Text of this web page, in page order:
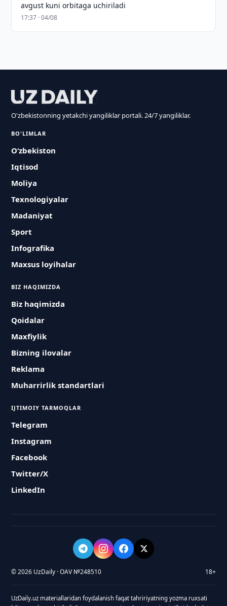
avgust kuni orbitaga uchiriladi
17:37 · 04/08
O'zbekistonning yetakchi yangiliklar portali. 24/7 yangiliklar.
BO'LIMLAR
O‘zbekiston
Iqtisod
Moliya
Texnologiyalar
Madaniyat
Sport
Infografika
Maxsus loyihalar
BIZ HAQIMIZDA
Biz haqimizda
Qoidalar
Maxfiylik
Bizning ilovalar
Reklama
Muharrirlik standartlari
IJTIMOIY TARMOQLAR
Telegram
Instagram
Facebook
Twitter/X
LinkedIn
© 2026 UzDaily · OAV №248510 18+
UzDaily.uz materiallaridan foydalanish faqat tahririyatning yozma ruxsati